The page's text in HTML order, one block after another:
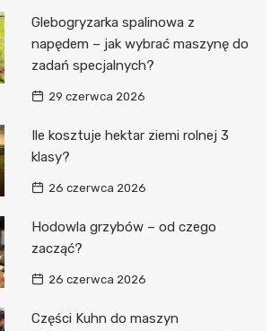
Glebogryzarka spalinowa z
napędem – jak wybrać maszynę do
zadań specjalnych?
29 czerwca 2026
Ile kosztuje hektar ziemi rolnej 3
klasy?
26 czerwca 2026
Hodowla grzybów – od czego
zacząć?
26 czerwca 2026
Części Kuhn do maszyn